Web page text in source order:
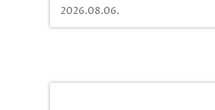
2026.08.06.